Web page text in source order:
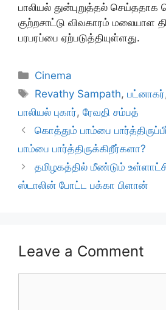
பாலியல் துன்புறுத்தல்
குற்றசாட்டு விவகாரம் மலையாள
பரபரப்பை ஏற்படுத்தியுள்ளது.
Categories
Cinema
Tags
Revathy Sampath,பட்னாகர்
பாலியல் புகார், ரேவதி சம்பத்
கொத்தும் பாம்பை
பாம்பை பார்த்திருக்கிறீர்களா?
தமிழகத்தில் மீண்டும்
ஸ்டாலின் போட்ட பக்கா பிளான்
Leave a Comment